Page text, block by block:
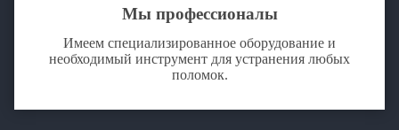
Мы профессионалы
Имеем специализированное оборудование и
необходимый инструмент для устранения любых
поломок.